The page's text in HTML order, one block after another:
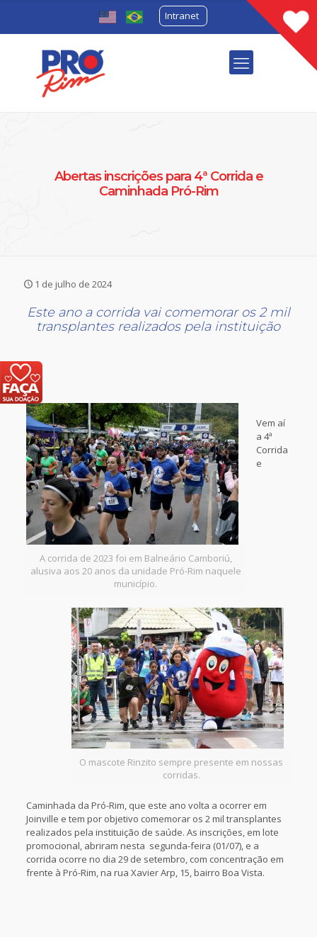
Intranet
Abertas inscrições para 4ª Corrida e
Caminhada Pró-Rim
1 de julho de 2024
Este ano a corrida vai comemorar os 2 mil
transplantes realizados pela instituição
A corrida de 2023 foi em Balneário Camboriú,
alusiva aos 20 anos da unidade Pró-Rim naquele
município.
O mascote Rinzito sempre presente em nossas
corridas.
Vem aí
a 4ª
Corrida
e
Caminhada da Pró-Rim, que este ano volta a ocorrer em
Joinville e tem por objetivo comemorar os 2 mil transplantes
realizados pela instituição de saúde. As inscrições, em lote
promocional, abriram nesta segunda-feira (01/07), e a
corrida ocorre no dia 29 de setembro, com concentração em
frente à Pró-Rim, na rua Xavier Arp, 15, bairro Boa Vista.